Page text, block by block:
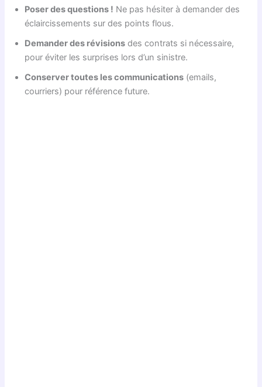
Poser des questions ! Ne pas hésiter à demander des
éclaircissements sur des points flous.
Demander des révisions des contrats si nécessaire,
pour éviter les surprises lors d’un sinistre.
Conserver toutes les communications (emails,
courriers) pour référence future.